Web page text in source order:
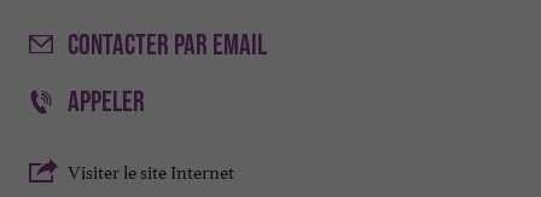
CONTACTER PAR EMAIL
APPELER
Visiter le site Internet